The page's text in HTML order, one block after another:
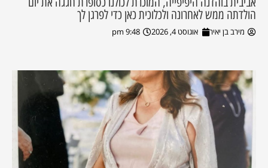
הולדתה ממש לאחרונה ולכלוכית כאן כדי לפרגן לך
מירב בן יאיר אוגוסט 4, 2026 9:48 pm